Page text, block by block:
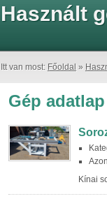
Használt
Itt van most: Főoldal »
Gép adatlap
Kínai